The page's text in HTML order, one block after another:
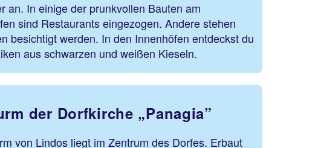
an. In einige der prunkvollen Bauten am
sind Restaurants eingezogen. Andere stehen
besichtigt werden. In den Innenhöfen entdeckst du
aus schwarzen und weißen Kieseln.
der Dorfkirche „Panagia”
von Lindos liegt im Zentrum des Dorfes. Erbaut